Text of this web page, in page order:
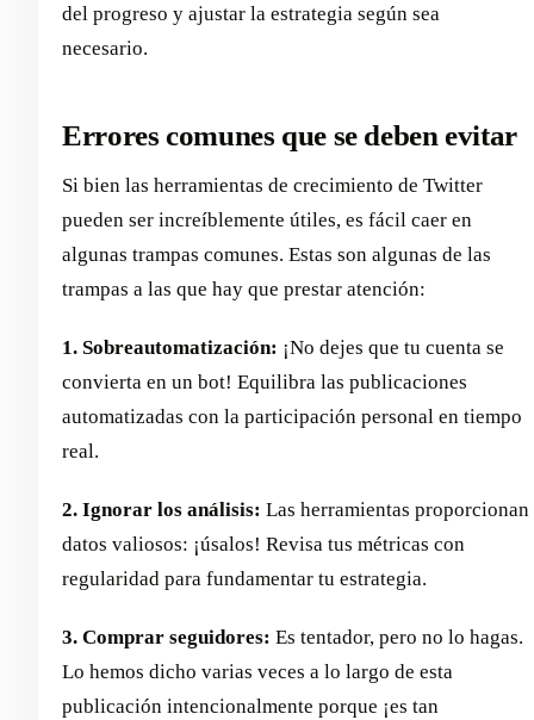
del progreso y ajustar la estrategia según sea
necesario.
Errores comunes que se deben evitar
Si bien las herramientas de crecimiento de Twitter
pueden ser increíblemente útiles, es fácil caer en
algunas trampas comunes. Estas son algunas de las
trampas a las que hay que prestar atención:
1. Sobreautomatización: ¡No dejes que tu cuenta se
convierta en un bot! Equilibra las publicaciones
automatizadas con la participación personal en tiempo
real.
2. Ignorar los análisis: Las herramientas proporcionan
datos valiosos: ¡úsalos! Revisa tus métricas con
regularidad para fundamentar tu estrategia.
3. Comprar seguidores: Es tentador, pero no lo hagas.
Lo hemos dicho varias veces a lo largo de esta
publicación intencionalmente porque ¡es tan